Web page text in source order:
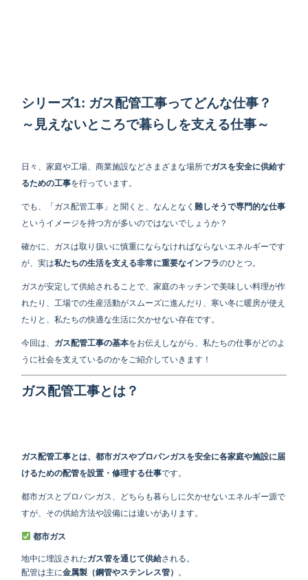
シリーズ1: ガス配管工事ってどんな仕事？
～見えないところで暮らしを支える仕事～
日々、家庭や工場、商業施設などさまざまな場所でガスを安全に供給す
るための工事を行っています。
でも、「ガス配管工事」と聞くと、なんとなく難しそうで専門的な仕事
というイメージを持つ方が多いのではないでしょうか？
確かに、ガスは取り扱いに慎重にならなければならないエネルギーです
が、実は私たちの生活を支える非常に重要なインフラのひとつ。
ガスが安定して供給されることで、家庭のキッチンで美味しい料理が作
れたり、工場での生産活動がスムーズに進んだり、寒い冬に暖房が使え
たりと、私たちの快適な生活に欠かせない存在です。
今回は、 ガス配管工事の基本をお伝えしながら、私たちの仕事がどのよ
うに社会を支えているのかをご紹介していきます！
ガス配管工事とは？
ガス配管工事とは、都市ガスやプロパンガスを安全に各家庭や施設に届
けるための配管を設置・修理する仕事です。
都市ガスとプロパンガス、どちらも暮らしに欠かせないエネルギー源で
すが、その供給方法や設備には違いがあります。
都市ガス
地中に埋設されたガス管を通じて供給される。
配管は主に金属製（鋼管やステンレス管）
。